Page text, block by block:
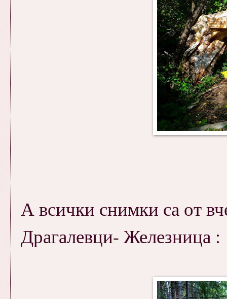
А всички снимки са от
Драгалевци- Железница :